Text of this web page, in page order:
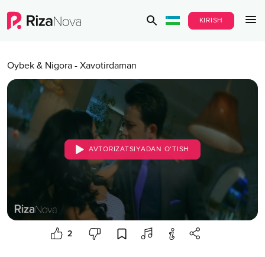
KIRISH
Oybek & Nigora - Xavotirdaman
AVTORIZATSIYADAN O‘TISH
2